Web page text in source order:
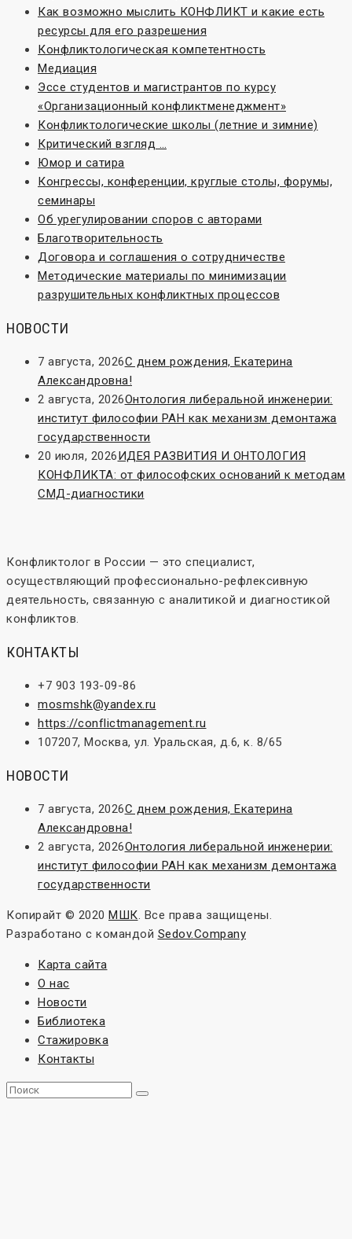
Как возможно мыслить КОНФЛИКТ и какие есть
ресурсы для его разрешения
Конфликтологическая компетентность
Медиация
Эссе студентов и магистрантов по курсу
«Организационный конфликтменеджмент»
Конфликтологические школы (летние и зимние)
Критический взгляд …
Юмор и сатира
Конгрессы, конференции, круглые столы, форумы,
семинары
Об урегулировании споров с авторами
Благотворительность
Договора и соглашения о сотрудничестве
Методические материалы по минимизации
разрушительных конфликтных процессов
НОВОСТИ
7 августа, 2026С днем рождения, Екатерина
Александровна!
2 августа, 2026Онтология либеральной инженерии:
институт философии РАН как механизм демонтажа
государственности
20 июля, 2026ИДЕЯ РАЗВИТИЯ И ОНТОЛОГИЯ
КОНФЛИКТА: от философских оснований к методам
СМД-диагностики
Конфликтолог в России — это специалист,
осуществляющий профессионально-рефлексивную
деятельность, связанную с аналитикой и диагностикой
конфликтов.
КОНТАКТЫ
+7 903 193-09-86
mosmshk@yandex.ru
https://conflictmanagement.ru
107207, Москва, ул. Уральская, д.6, к. 8/65
НОВОСТИ
7 августа, 2026С днем рождения, Екатерина
Александровна!
2 августа, 2026Онтология либеральной инженерии:
институт философии РАН как механизм демонтажа
государственности
Копирайт © 2020 МШК. Все права защищены.
Разработано с командой Sedov.Company
Карта сайта
О нас
Новости
Библиотека
Стажировка
Контакты